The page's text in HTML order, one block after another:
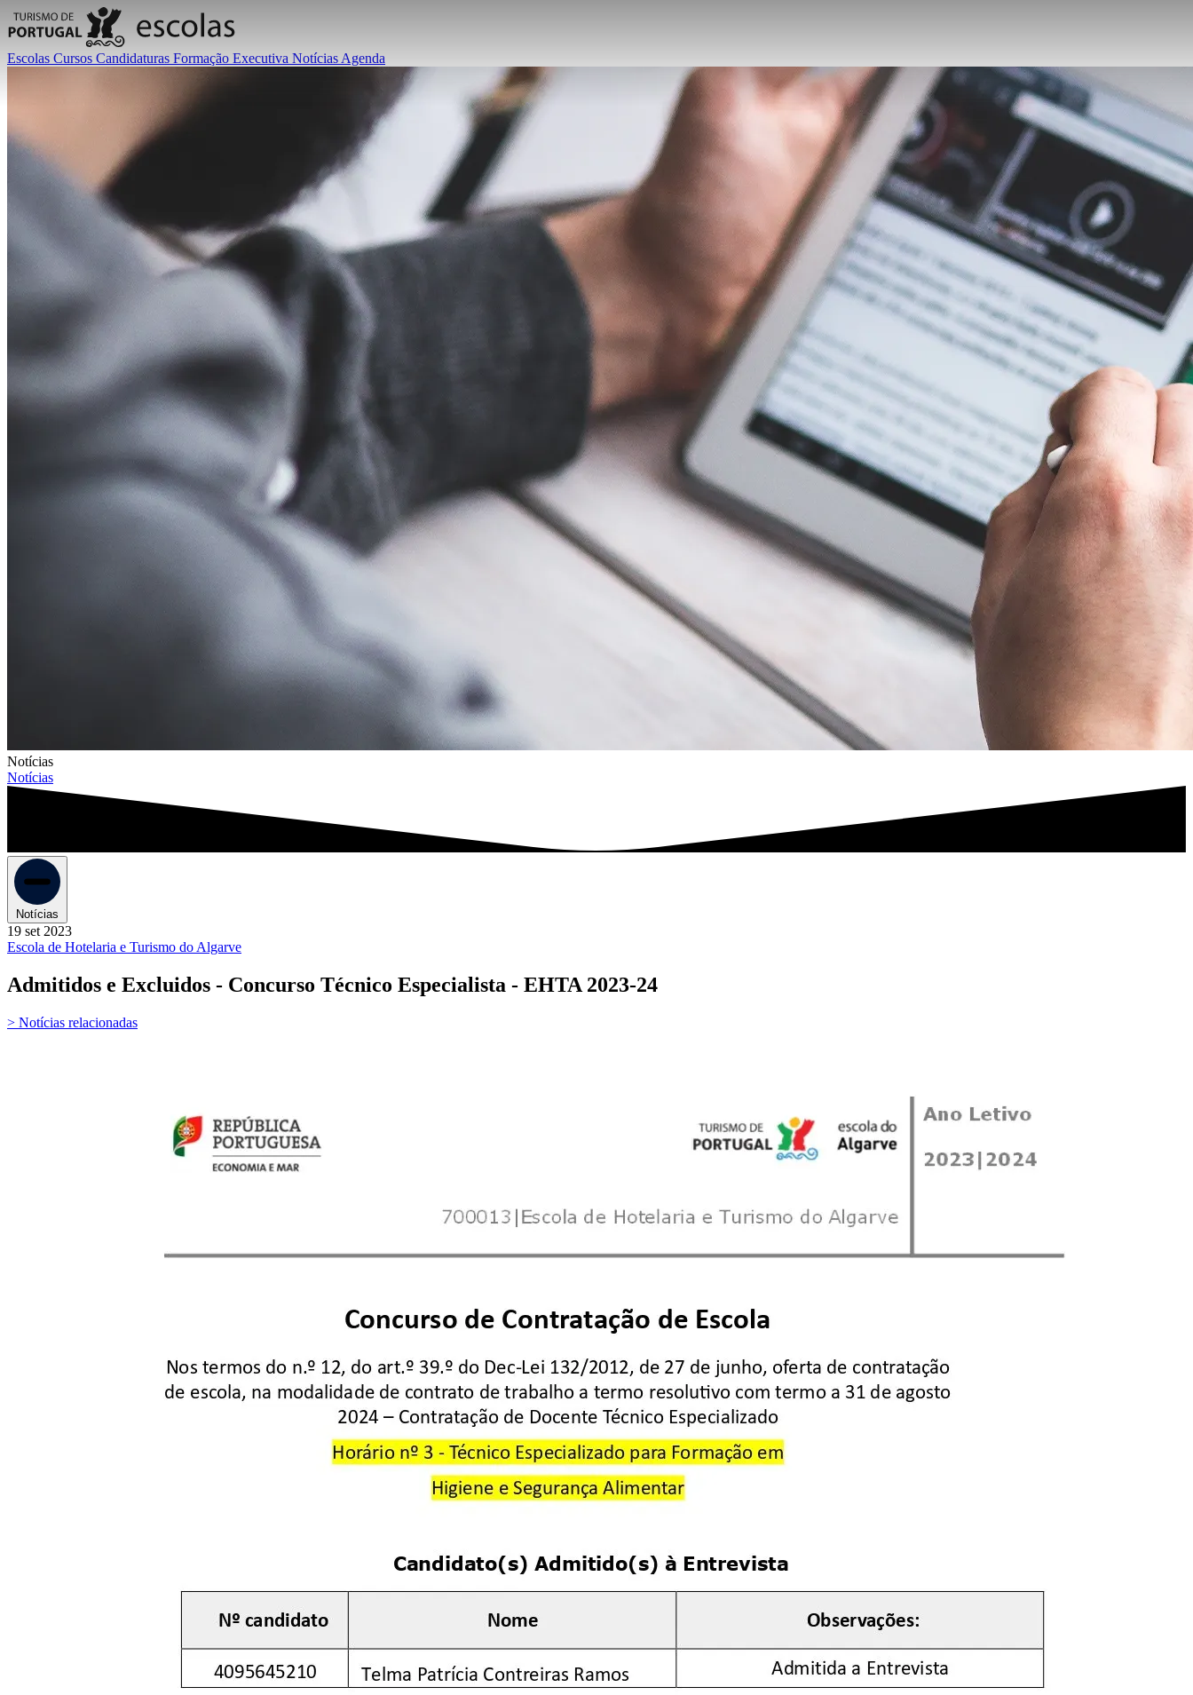
Escolas Cursos Candidaturas Formação Executiva Notícias Agenda
Notícias
Notícias
Notícias
19 set 2023
Escola de Hotelaria e Turismo do Algarve
Admitidos e Excluidos - Concurso Técnico Especialista - EHTA 2023-24
> Notícias relacionadas